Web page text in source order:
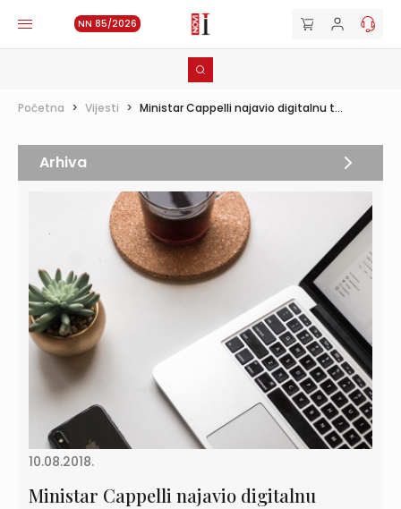
NN 85/2026
Početna > Vijesti > Ministar Cappelli najavio digitalnu t...
10.08.2018.
Ministar Cappelli najavio digitalnu
Arhiva